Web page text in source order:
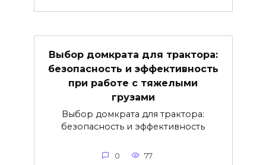
Выбор домкрата для трактора:
безопасность и эффективность
при работе с тяжелыми
грузами
Выбор домкрата для трактора:
безопасность и эффективность
0 77